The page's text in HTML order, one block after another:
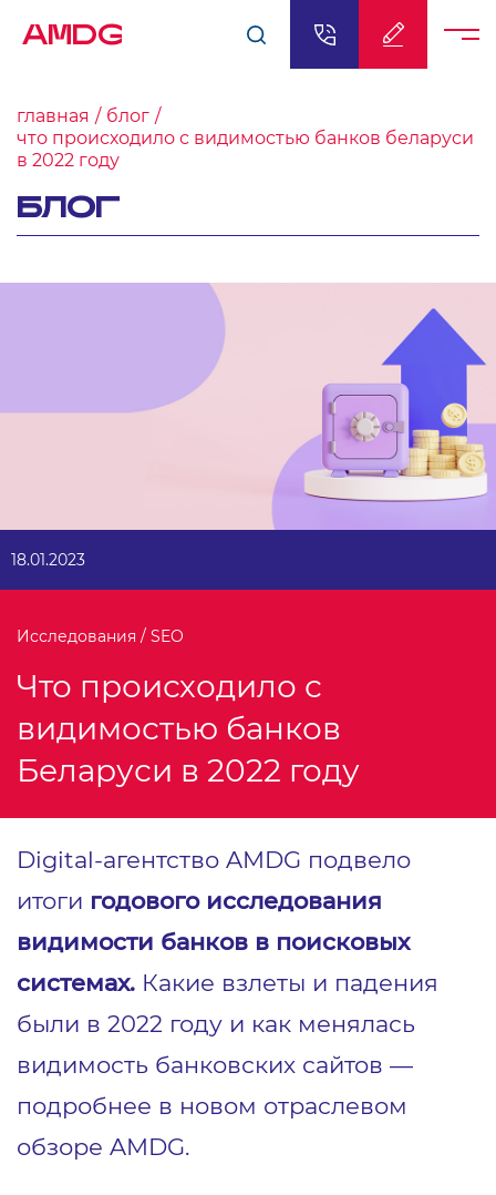
AMDG
главная
блог
что происходило с видимостью банков беларуси
в 2022 году
БЛОГ
18.01.2023
Исследования / SEO
Что происходило с
видимостью банков
Беларуси в 2022 году
Digital-агентство AMDG подвело
итоги годового исследования
видимости банков в поисковых
системах. Какие взлеты и падения
были в 2022 году и как менялась
видимость банковских сайтов —
подробнее в новом отраслевом
обзоре AMDG.